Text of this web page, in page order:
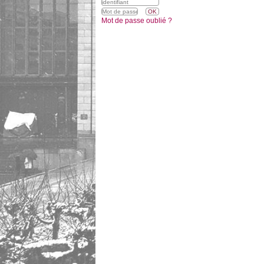
Mot de passe oublié ?